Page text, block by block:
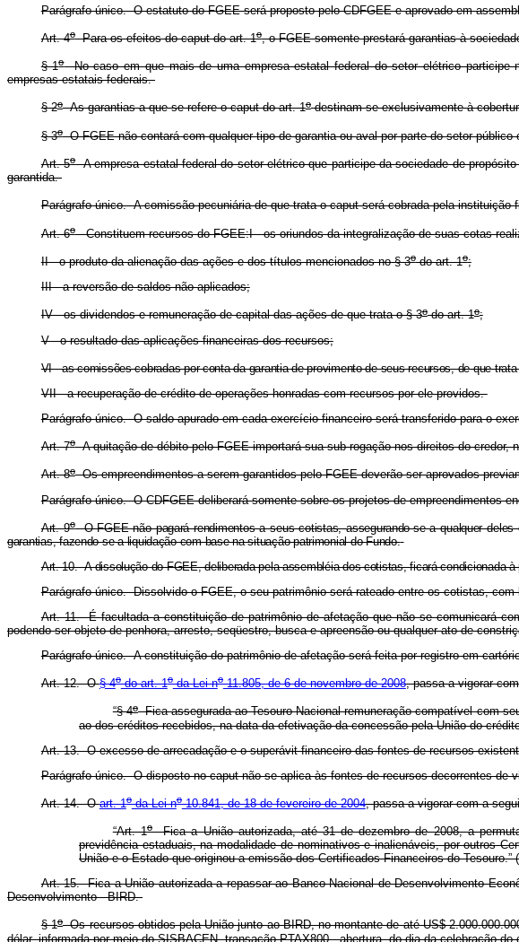
Parágrafo único. O estatuto do FGEE será proposto pelo CDFGEE e aprovado em
Art. 4oPara os efeitos do caput do art. 1o, o FGEE somente prestará garantias à
§ 1oNo caso em que mais de uma empresa estatal federal do setor elétrico participe
empresas estatais federais.
§ 2oAs garantias a que se refere o caput do art. 1odestinam-se exclusivamente à
§ 3oO FGEE não contará com qualquer tipo de garantia ou aval por parte do setor
Art. 5oA empresa estatal federal do setor elétrico que participe da sociedade de
garantida.
Parágrafo único. A comissão pecuniária de que trata o caput será cobrada pela instituição
Art. 6oConstituem recursos do FGEE:I - os oriundos da integralização de suas cotas
II - o produto da alienação das ações e dos títulos mencionados no § 3odo art. 1o;
III - a reversão de saldos não aplicados;
IV - os dividendos e remuneração de capital das ações de que trata o § 3odo art. 1o;
V - o resultado das aplicações financeiras dos recursos;
VI - as comissões cobradas por conta da garantia de provimento de seus recursos, de que
VII - a recuperação de crédito de operações honradas com recursos por ele providos.
Parágrafo único. O saldo apurado em cada exercício financeiro será transferido para o
Art. 7oA quitação de débito pelo FGEE importará sua sub-rogação nos direitos do credor,
Art. 8oOs empreendimentos a serem garantidos pelo FGEE deverão ser aprovados
Parágrafo único. O CDFGEE deliberará somente sobre os projetos de empreendimentos
Art. 9oO FGEE não pagará rendimentos a seus cotistas, assegurando-se a qualquer
garantias, fazendo-se a liquidação com base na situação patrimonial do Fundo.
Art. 10. A dissolução do FGEE, deliberada pela assembléia dos cotistas, ficará condicionada
Parágrafo único. Dissolvido o FGEE, o seu patrimônio será rateado entre os cotistas,
Art. 11. É facultada a constituição de patrimônio de afetação que não se comunicará
podendo ser objeto de penhora, arresto, seqüestro, busca e apreensão ou qualquer ato de
Parágrafo único. A constituição do patrimônio de afetação será feita por registro em
Art. 12. O§ 4odo art. 1oda Lei no11.805, de 6 de novembro de 2008, passa a vigorar
“§ 4oFica assegurada ao Tesouro Nacional remuneração compatível com
ao dos créditos recebidos, na data da efetivação da concessão pela União do
Art. 13. O excesso de arrecadação e o superávit financeiro das fontes de recursos
Parágrafo único. O disposto no caput não se aplica às fontes de recursos decorrentes
Art. 14. Oart. 1oda Lei no10.841, de 18 de fevereiro de 2004, passa a vigorar com a
“Art. 1oFica a União autorizada, até 31 de dezembro de 2008, a
previdência estaduais, na modalidade de nominativos e inalienáveis, por outros
União e o Estado que originou a emissão dos Certificados Financeiros do Tesouro.”
Art. 15. Fica a União autorizada a repassar ao Banco Nacional de Desenvolvimento
Desenvolvimento - BIRD.
§ 1oOs recursos obtidos pela União junto ao BIRD, no montante de até US$
dólar, informada por meio do SISBACEN, transação PTAX800 - abertura, do dia da celebração